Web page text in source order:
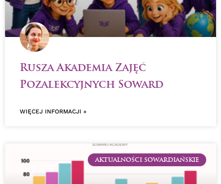
Rusza Akademia Zajęć
Pozalekcyjnych Soward
WIĘCEJ INFORMACJI »
AKTUALNOŚCI SOWARDIAŃSKIE